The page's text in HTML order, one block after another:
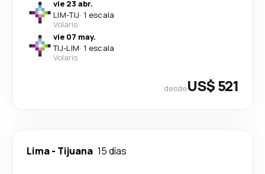
vie 23 abr.
LIM-TIJ· 1 escala
Volaris
vie 07 may.
TIJ-LIM· 1 escala
Volaris
desdeUS$ 521
Lima- Tijuana 15 días